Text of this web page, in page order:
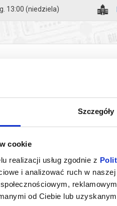
Szczegóły
cookie
realizacji usług zgodnie z
i analizować ruch w
od Ciebie lub
13:00 (niedziela)
kup bilet
PEJZAŻ W
07.08.2026,